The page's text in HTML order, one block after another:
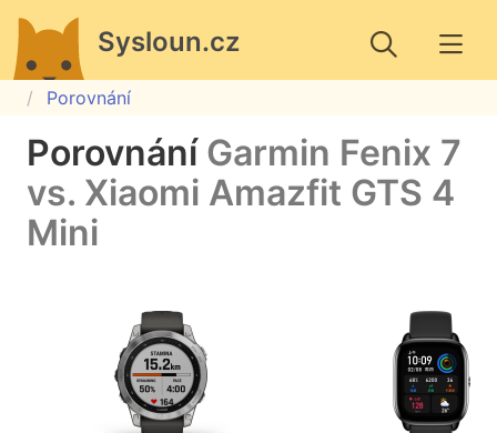
Sysloun.cz
Porovnání
Porovnání Garmin Fenix 7
vs. Xiaomi Amazfit GTS 4
Mini